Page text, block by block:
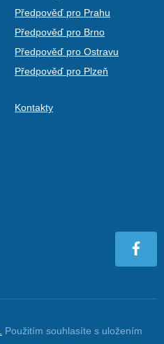
Předpověď pro Prahu
Předpověď pro Brno
Předpověď pro Ostravu
Předpověď pro Plzeň
Kontakty
Použitím souhlasíte s uložením